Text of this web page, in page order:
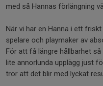
med så Hannas förlängning
När vi har en Hanna i ett
spelare och playmaker av
För att få längre hållbarhet
lite annorlunda upplägg just
tror att det blir med lyckat